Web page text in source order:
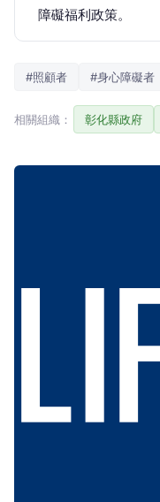
障礙福利政策。
#照顧者 #身心障礙者
相關組織： 彰化縣政府